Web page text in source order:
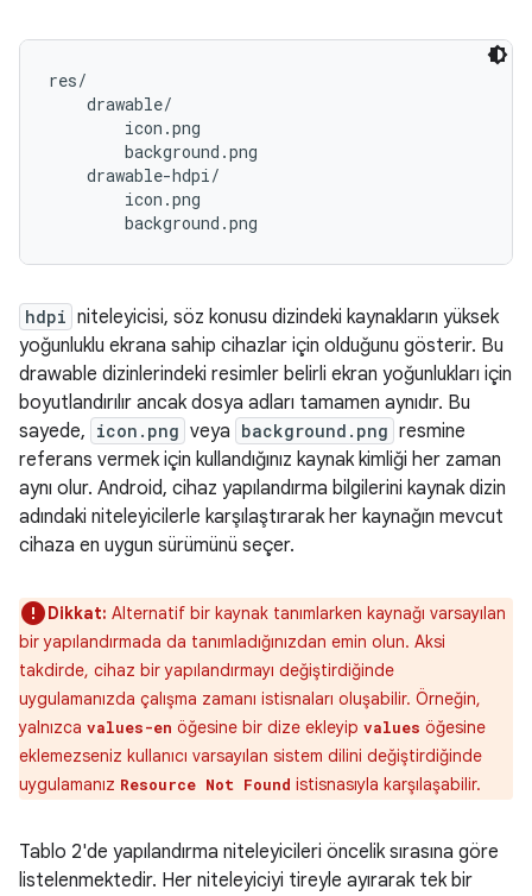
res/
    drawable/
        icon.png
        background.png
    drawable-hdpi/
        icon.png
hdpi niteleyicisi, söz konusu dizindeki kaynakların yüksek
yoğunluklu ekrana sahip cihazlar için olduğunu gösterir. Bu
drawable dizinlerindeki resimler belirli ekran yoğunlukları için
boyutlandırılır ancak dosya adları tamamen aynıdır. Bu
sayede, icon.png veya background.png resmine
referans vermek için kullandığınız kaynak kimliği her zaman
aynı olur. Android, cihaz yapılandırma bilgilerini kaynak dizin
adındaki niteleyicilerle karşılaştırarak her kaynağın mevcut
cihaza en uygun sürümünü seçer.
Dikkat: Alternatif bir kaynak tanımlarken kaynağı varsayılan
bir yapılandırmada da tanımladığınızdan emin olun. Aksi
takdirde, cihaz bir yapılandırmayı değiştirdiğinde
uygulamanızda çalışma zamanı istisnaları oluşabilir. Örneğin,
yalnızca values-en öğesine bir dize ekleyip values öğesine
eklemezseniz kullanıcı varsayılan sistem dilini değiştirdiğinde
uygulamanız Resource Not Found istisnasıyla karşılaşabilir.
Tablo 2'de yapılandırma niteleyicileri öncelik sırasına göre
listelenmektedir. Her niteleyiciyi tireyle ayırarak tek bir